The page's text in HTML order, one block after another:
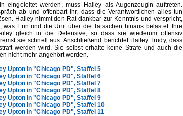
eingeleitet werden, muss Hailey als Augenzeugin auftreten.
ab und offenbart ihr, dass die Verantwortlichen alles tun
Hailey nimmt den Rat dankbar zur Kenntnis und verspricht,
was Erin und die Unit über die Tatsachen hinaus belastet. Ihre
gleich in die Defensive, so dass sie wiederum offensiv
sie schnell aus. Anschließend berichtet Hailey Trudy, dass
werden wird. Sie selbst erhalte keine Strafe und auch die
nicht mehr angehört werden.
Upton in "Chicago PD", Staffel 5
Upton in "Chicago PD", Staffel 6
Upton in "Chicago PD", Staffel 7
Upton in "Chicago PD", Staffel 8
Upton in "Chicago PD", Staffel 9
Upton in "Chicago PD", Staffel 10
Upton in "Chicago PD", Staffel 11